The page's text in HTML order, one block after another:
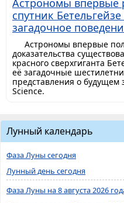
спутник
загадочное
Астрономы впервые
доказательства
красного сверхгиганта
её загадочные
представления о будущем
Science.
Лунный календарь
Фаза Луны сегодня
Лунный день сегодня
Фаза Луны на 8 августа 2026